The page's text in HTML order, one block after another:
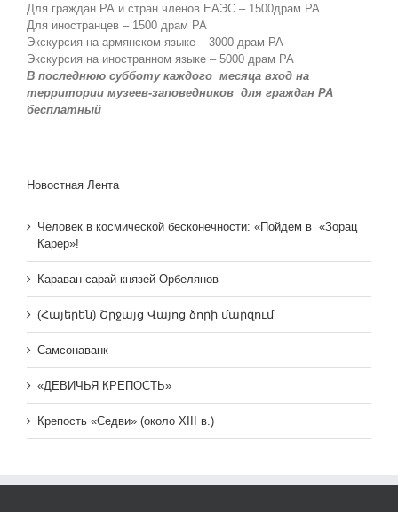
Для граждан РА и стран членов ЕАЭС – 1500драм РА
Для иностранцев – 1500 драм РА
Экскурсия на армянском языке – 3000 драм РА
Экскурсия на иностранном языке – 5000 драм РА
В последнюю субботу каждого месяца вход на
территории музеев-заповедников для граждан РА
бесплатный
Новостная Лента
Человек в космической бесконечности: «Пойдем в «Зорац
Карер»!
Караван-сарай князей Орбелянов
(Հայերեն) Շրջայց Վայոց ձորի մարզում
Самсонаванк
«ДЕВИЧЬЯ КРЕПОСТЬ»
Крепость «Седви» (около XIII в.)